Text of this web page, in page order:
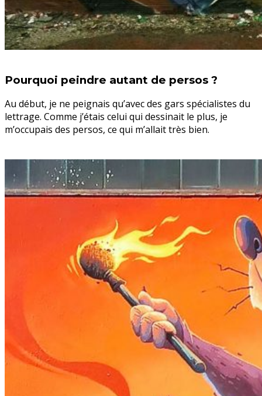
Pourquoi peindre autant de persos ?
Au début, je ne peignais qu’avec des gars spécialistes du
lettrage. Comme j’étais celui qui dessinait le plus, je
m’occupais des persos, ce qui m’allait très bien.